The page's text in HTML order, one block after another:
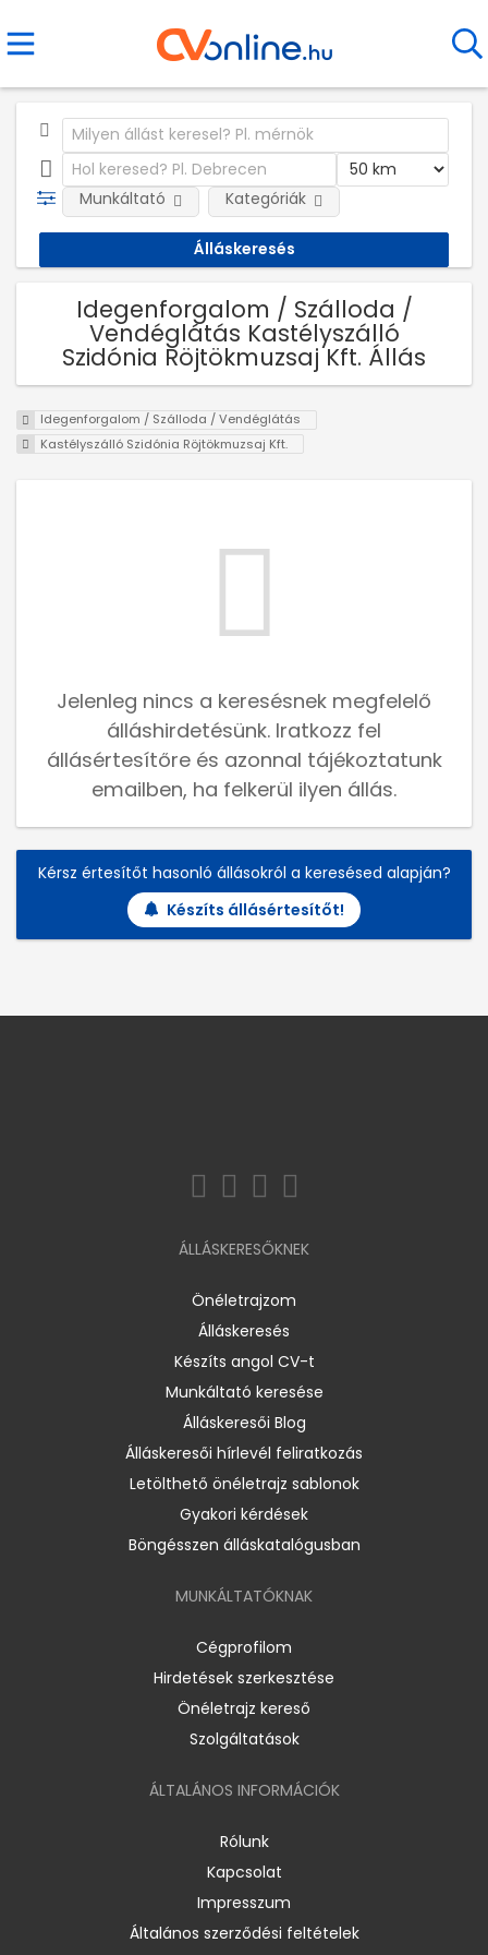
Munkáltató Kategóriák
Idegenforgalom / Szálloda /
Vendéglátás Kastélyszálló
Szidónia Röjtökmuzsaj Kft. Állás
Idegenforgalom / Szálloda / Vendéglátás
Kastélyszálló Szidónia Röjtökmuzsaj Kft.
Jelenleg nincs a keresésnek megfelelő
álláshirdetésünk. Iratkozz fel
állásértesítőre és azonnal tájékoztatunk
emailben, ha felkerül ilyen állás.
Kérsz értesítőt hasonló állásokról a keresésed alapján?
Készíts állásértesítőt!
ÁLLÁSKERESŐKNEK
Önéletrajzom
Álláskeresés
Készíts angol CV-t
Munkáltató keresése
Álláskeresői Blog
Álláskeresői hírlevél feliratkozás
Letölthető önéletrajz sablonok
Gyakori kérdések
Böngésszen álláskatalógusban
MUNKÁLTATÓKNAK
Cégprofilom
Hirdetések szerkesztése
Önéletrajz kereső
Szolgáltatások
ÁLTALÁNOS INFORMÁCIÓK
Rólunk
Kapcsolat
Impresszum
Általános szerződési feltételek